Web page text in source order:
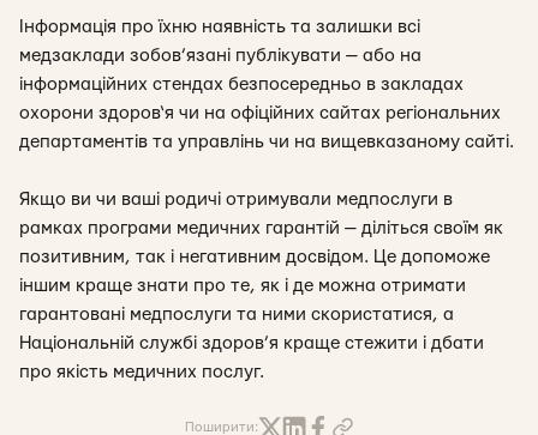
Інформація про їхню наявність та залишки всі
медзаклади зобов’язані публікувати — або на
інформаційних стендах безпосередньо в закладах
охорони здоров‘я чи на офіційних сайтах регіональних
департаментів та управлінь чи на вищевказаному сайті.
Якщо ви чи ваші родичі отримували медпослуги в
рамках програми медичних гарантій — діліться своїм як
позитивним, так і негативним досвідом. Це допоможе
іншим краще знати про те, як і де можна отримати
гарантовані медпослуги та ними скористатися, а
Національній службі здоров’я краще стежити і дбати
про якість медичних послуг.
Поширити: